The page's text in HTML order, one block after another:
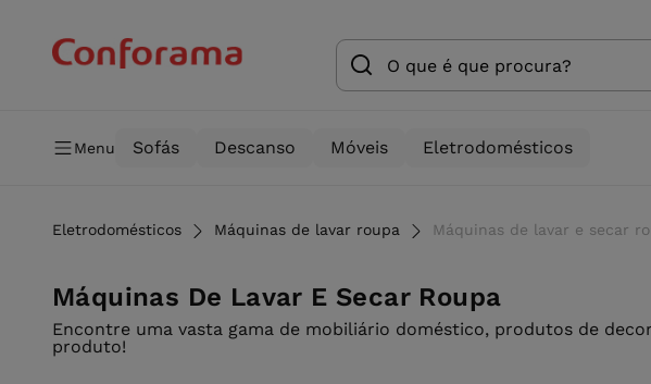
Menu Sofás Descanso Móveis Eletrodomésticos
Eletrodomésticos Máquinas de lavar roupa Máquinas de lavar e secar
Máquinas De Lavar E Secar Roupa
Encontre uma vasta gama de mobiliário doméstico, produtos de
produto!